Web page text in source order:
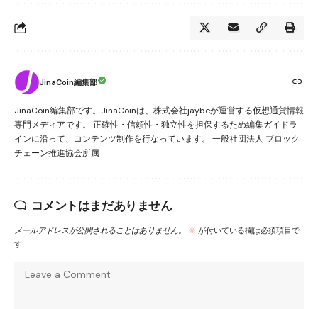
JinaCoin編集部
JinaCoin編集部です。JinaCoinは、株式会社jaybeが運営する仮想通貨情報
専門メディアです。 正確性・信頼性・独立性を担保するため編集ガイドラ
インに沿って、コンテンツ制作を行なっています。 一般社団法人 ブロック
チェーン推進協会所属
コメントはまだありません
メールアドレスが公開されることはありません。 ※ が付いている欄は必須項目で
す